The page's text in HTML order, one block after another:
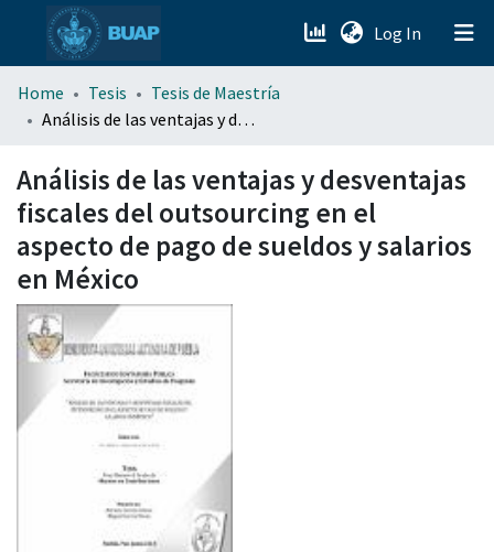
Log In (current)
menu.section.about_menu
Home Tesis
Tesis de Maestría
Análisis de las ventajas y desventajas fiscales del outsourcing en el aspecto de pago de sueldos y salarios en México
Análisis de las ventajas y desventajas
fiscales del outsourcing en el
aspecto de pago de sueldos y salarios
en México